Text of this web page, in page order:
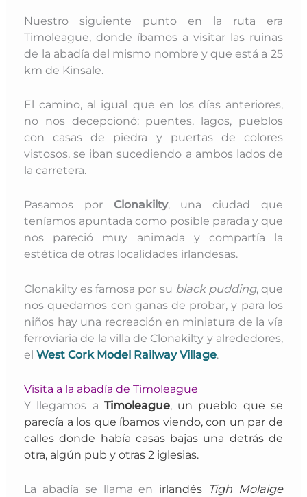
Nuestro siguiente punto en la ruta era
Timoleague, donde íbamos a visitar las ruinas
de la abadía del mismo nombre y que está a 25
km de Kinsale.
El camino, al igual que en los días anteriores,
no nos decepcionó: puentes, lagos, pueblos
con casas de piedra y puertas de colores
vistosos, se iban sucediendo a ambos lados de
la carretera.
Pasamos por Clonakilty, una ciudad que
teníamos apuntada como posible parada y que
nos pareció muy animada y compartía la
estética de otras localidades irlandesas.
Clonakilty es famosa por su black pudding, que
nos quedamos con ganas de probar, y para los
niños hay una recreación en miniatura de la vía
ferroviaria de la villa de Clonakilty y alrededores,
elWest Cork Model Railway Village.
Visita a la abadía de Timoleague
Y llegamos a Timoleague, un pueblo que se
parecía a los que íbamos viendo, con un par de
calles donde había casas bajas una detrás de
otra, algún pub y otras 2 iglesias.
La abadía se llama en irlandés Tigh Molaige